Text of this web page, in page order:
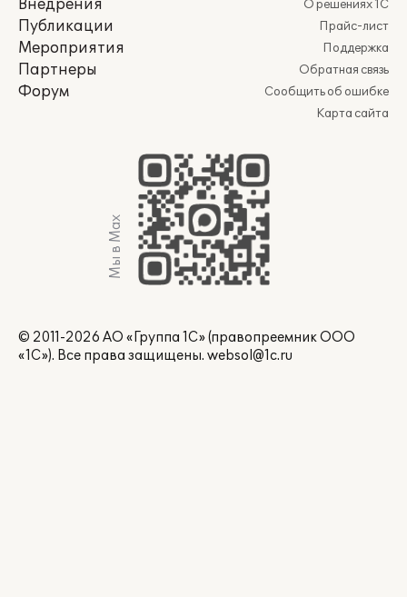
Внедрения
Публикации
Мероприятия
Партнеры
Форум
О решениях 1С
Прайс-лист
Поддержка
Обратная связь
Сообщить об ошибке
Карта сайта
Мы в Max
© 2011-2026 АО «Группа 1С» (правопреемник ООО
«1С»). Все права защищены. websol@1c.ru